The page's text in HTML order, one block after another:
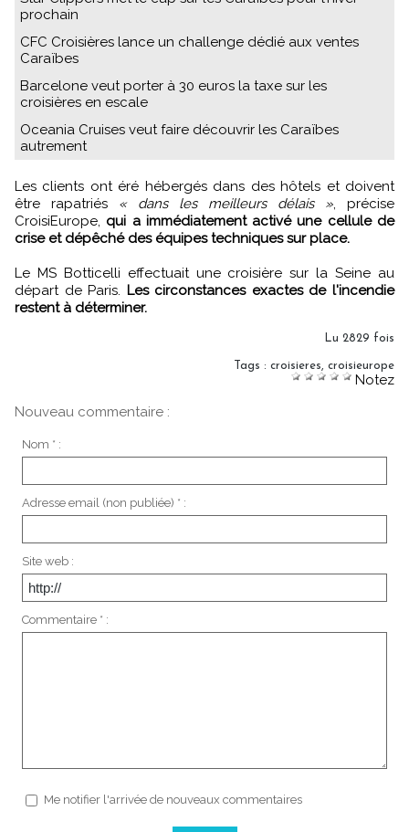
prochain
CFC Croisières lance un challenge dédié aux ventes
Caraïbes
Barcelone veut porter à 30 euros la taxe sur les
croisières en escale
Oceania Cruises veut faire découvrir les Caraïbes
autrement
Les clients ont éré hébergés dans des hôtels et doivent
être rapatriés « dans les meilleurs délais », précise
CroisiEurope, qui a immédiatement activé une cellule de
crise et dépêché des équipes techniques sur place.
Le MS Botticelli effectuait une croisière sur la Seine au
départ de Paris. Les circonstances exactes de l'incendie
restent à déterminer.
Lu 2829 fois
Tags : croisieres, croisieurope
Notez
Nouveau commentaire :
Nom * :
Adresse email (non publiée) * :
Site web :
Commentaire * :
Me notifier l'arrivée de nouveaux commentaires